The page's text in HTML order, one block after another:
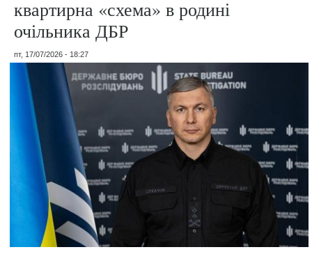
квартирна «схема» в родині
очільника ДБР
пт, 17/07/2026 - 18:27